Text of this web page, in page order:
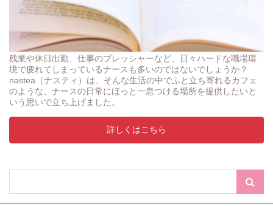
残業や休日出勤、仕事のプレッシャーなど、日々ハードな職場環
境で疲れてしまっているナースも多いのではないでしょうか？
nastea（ナスティ）は、そんな生活の中でふと立ち寄れるカフェ
のような、ナースの日常にほっと一息つける場所を提供したいと
いう思いで立ち上げました。
詳しくはこちら